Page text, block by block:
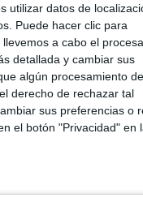
utilizar datos de
Puede hacer clic para
a cabo el
detallada y cambiar sus
algún procesamiento
derecho de rechazar tal
sus preferencias o
el botón "Privacidad" en